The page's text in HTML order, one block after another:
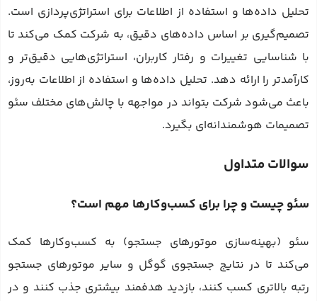
تحلیل داده‌ها و استفاده از اطلاعات برای استراتژی‌پردازی است.
تصمیم‌گیری بر اساس داده‌های دقیق، به شرکت کمک می‌کند تا
با شناسایی تغییرات و رفتار کاربران، استراتژی‌هایی دقیق‌تر و
کارآمدتر را ارائه دهد. تحلیل داده‌ها و استفاده از اطلاعات به‌روز،
باعث می‌شود شرکت بتواند در مواجهه با چالش‌های مختلف سئو
تصمیمات هوشمندانه‌ای بگیرد.
سوالات متداول
سئو چیست و چرا برای کسب‌وکارها مهم است؟
سئو (بهینه‌سازی موتورهای جستجو) به کسب‌وکارها کمک
می‌کند تا در نتایج جستجوی گوگل و سایر موتورهای جستجو
رتبه بالاتری کسب کنند، بازدید هدفمند بیشتری جذب کنند و در